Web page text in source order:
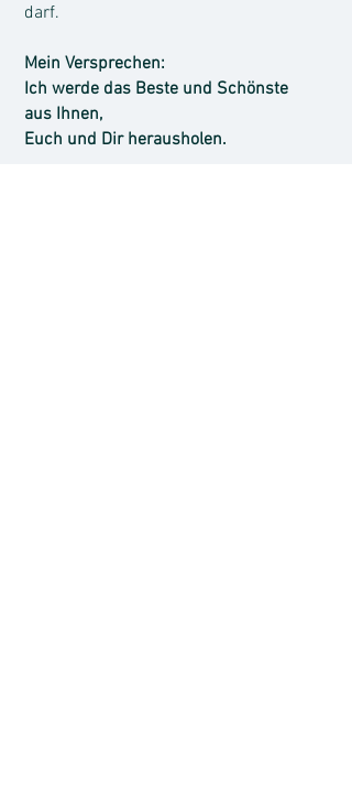
darf.
Mein Versprechen:
Ich werde das Beste und Schönste
aus Ihnen,
Euch und Dir herausholen.